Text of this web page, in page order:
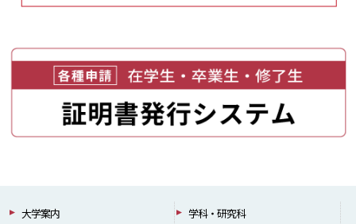
大学案内
学科・研究科